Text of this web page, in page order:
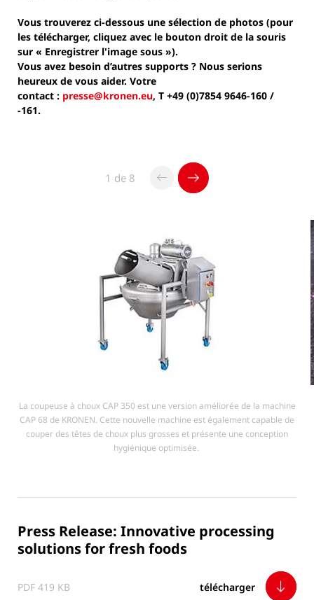
Vous trouverez ci-dessous une sélection de photos (pour
les télécharger, cliquez avec le bouton droit de la souris
sur « Enregistrer l'image sous »).
Vous avez besoin d’autres supports ? Nous serions
heureux de vous aider. Votre
contact : presse@kronen.eu, T +49 (0)7854 9646-160 /
-161.
1 de 8
La coupeuse à choux CAP 350 est une version améliorée de la machine
CAP 68 de KRONEN. Cette nouvelle machine est également capable de
couper des têtes de choux plus grosses et présente une conception
hygiénique optimisée.
Press Release: Innovative processing
solutions for fresh foods
PDF 419 KB télécharger